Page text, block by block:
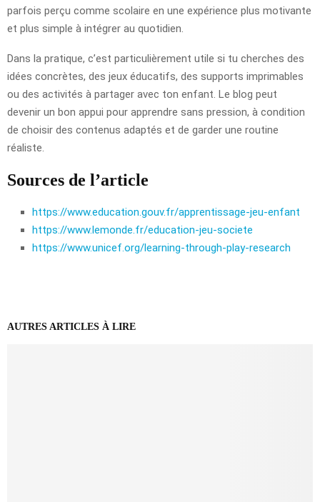
parfois perçu comme scolaire en une expérience plus motivante
et plus simple à intégrer au quotidien.
Dans la pratique, c’est particulièrement utile si tu cherches des
idées concrètes, des jeux éducatifs, des supports imprimables
ou des activités à partager avec ton enfant. Le blog peut
devenir un bon appui pour apprendre sans pression, à condition
de choisir des contenus adaptés et de garder une routine
réaliste.
Sources de l’article
https://www.education.gouv.fr/apprentissage-jeu-enfant
https://www.lemonde.fr/education-jeu-societe
https://www.unicef.org/learning-through-play-research
AUTRES ARTICLES À LIRE